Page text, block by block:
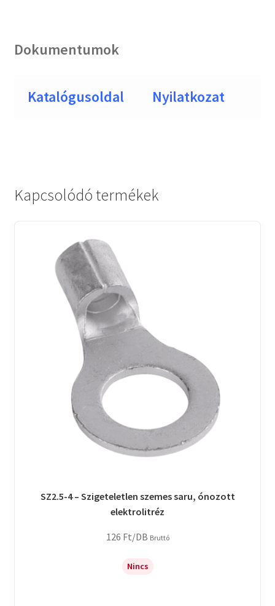
Dokumentumok
Katalógusoldal Nyilatkozat
Kapcsolódó termékek
SZ2.5-4 – Szigeteletlen szemes saru, ónozott
elektrolitréz
126 Ft/DB Bruttó
Nincs